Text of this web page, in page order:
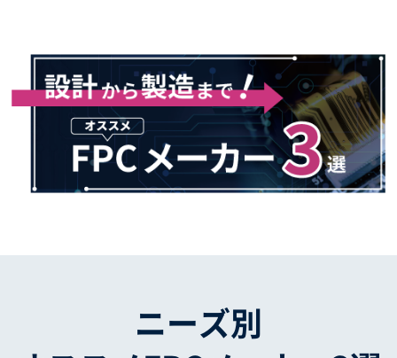
ニーズ別